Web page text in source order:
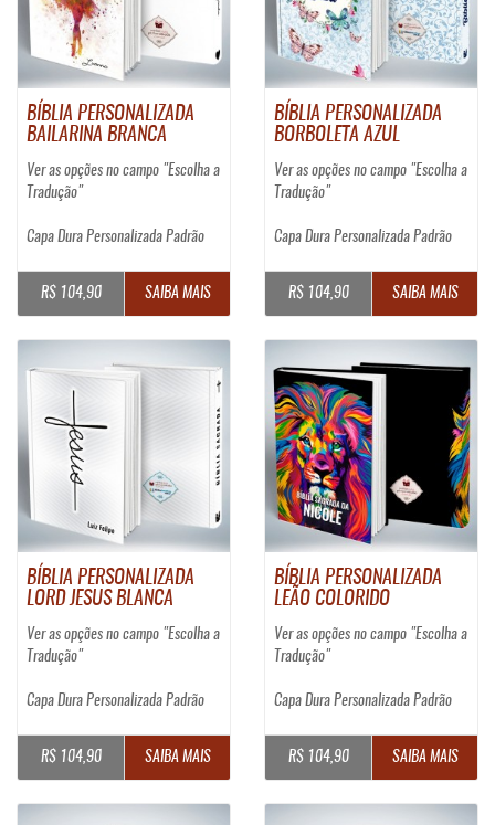
BÍBLIA PERSONALIZADA
BAILARINA BRANCA
Ver as opções no campo "Escolha a
Tradução"
Capa Dura Personalizada Padrão
R$ 104,90 SAIBA MAIS
BÍBLIA PERSONALIZADA
BORBOLETA AZUL
Ver as opções no campo "Escolha a
Tradução"
Capa Dura Personalizada Padrão
R$ 104,90 SAIBA MAIS
BÍBLIA PERSONALIZADA
LORD JESUS BLANCA
Ver as opções no campo "Escolha a
Tradução"
Capa Dura Personalizada Padrão
R$ 104,90 SAIBA MAIS
BÍBLIA PERSONALIZADA
LEÃO COLORIDO
Ver as opções no campo "Escolha a
Tradução"
Capa Dura Personalizada Padrão
R$ 104,90 SAIBA MAIS